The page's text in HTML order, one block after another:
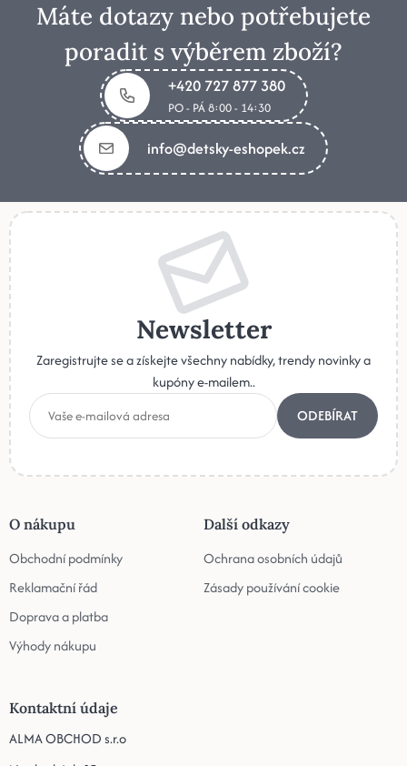
Máte dotazy nebo potřebujete
poradit s výběrem zboží?
+420 727 877 380
PO - PÁ 8:00 - 14:30
info@detsky-eshopek.cz
Newsletter
Zaregistrujte se a získejte všechny nabídky, trendy novinky a
kupóny e-mailem..
ODEBÍRAT
O nákupu
Obchodní podmínky
Reklamační řád
Doprava a platba
Výhody nákupu
Další odkazy
Ochrana osobních údajů
Zásady používání cookie
Kontaktní údaje
ALMA OBCHOD s.r.o